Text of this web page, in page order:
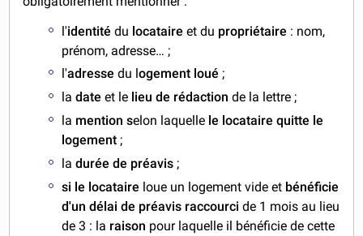
l'identitédu locataire et du propriétaire : nom,
prénom, adresse… ;
l'adressedu logement loué ;
ladateet le lieu de rédactionde la lettre ;
la mention selon laquelle le locataire quitte le
logement ;
ladurée de préavis ;
si le locataire loue un logement vide et bénéficie
d'un délai de préavis raccourci de 1 mois au lieu
de 3 : la raison pour laquelle il bénéficie de cette